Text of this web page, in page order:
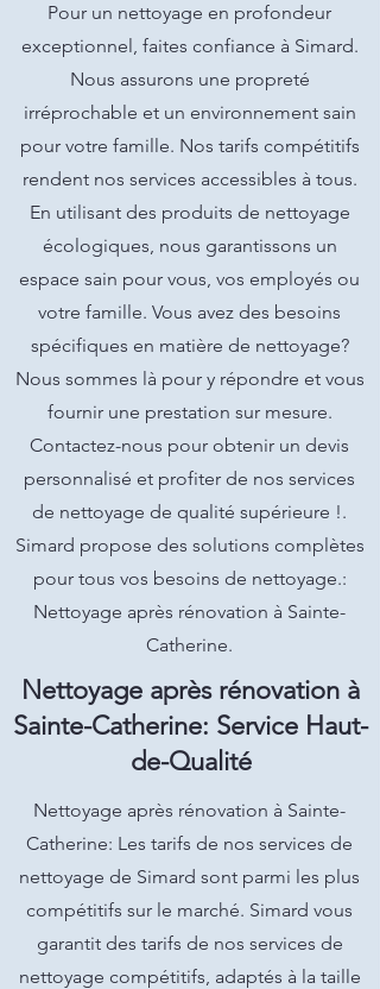
Pour un nettoyage en profondeur
exceptionnel, faites confiance à Simard.
Nous assurons une propreté
irréprochable et un environnement sain
pour votre famille. Nos tarifs compétitifs
rendent nos services accessibles à tous.
En utilisant des produits de nettoyage
écologiques, nous garantissons un
espace sain pour vous, vos employés ou
votre famille. Vous avez des besoins
spécifiques en matière de nettoyage?
Nous sommes là pour y répondre et vous
fournir une prestation sur mesure.
Contactez-nous pour obtenir un devis
personnalisé et profiter de nos services
de nettoyage de qualité supérieure !.
Simard propose des solutions complètes
pour tous vos besoins de nettoyage.:
Nettoyage après rénovation à Sainte-
Catherine.
Nettoyage après rénovation à
Sainte-Catherine: Service Haut-
de-Qualité
Nettoyage après rénovation à Sainte-
Catherine: Les tarifs de nos services de
nettoyage de Simard sont parmi les plus
compétitifs sur le marché. Simard vous
garantit des tarifs de nos services de
nettoyage compétitifs, adaptés à la taille